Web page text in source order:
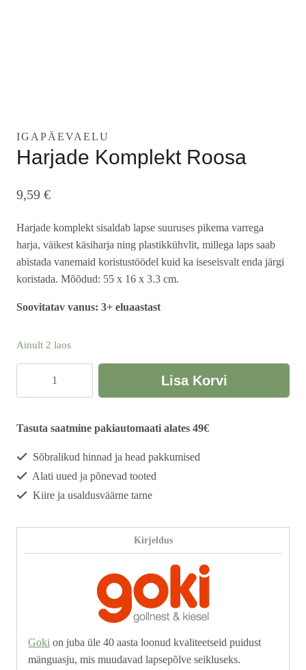
IGAPÄEVAELU
Harjade Komplekt Roosa
9,59 €
Harjade komplekt sisaldab lapse suuruses pikema varrega
harja, väikest käsiharja ning plastikkühvlit, millega laps saab
abistada vanemaid koristustöödel kuid ka iseseisvalt enda järgi
koristada. Mõõdud: 55 x 16 x 3.3 cm.
Soovitatav vanus: 3+ eluaastast
Ainult 2 laos
kogus
Lisa Korvi
Tasuta saatmine pakiautomaati alates 49€
Sõbralikud hinnad ja head pakkumised
Alati uued ja põnevad tooted
Kiire ja usaldusväärne tarne
Kirjeldus
Goki on juba üle 40 aasta loonud kvaliteetseid puidust
mänguasju, mis muudavad lapsepõlve seikluseks.